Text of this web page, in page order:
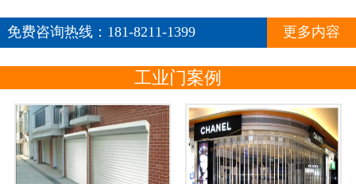
免费咨询热线：181-8211-1399 更多内容
工业门案例